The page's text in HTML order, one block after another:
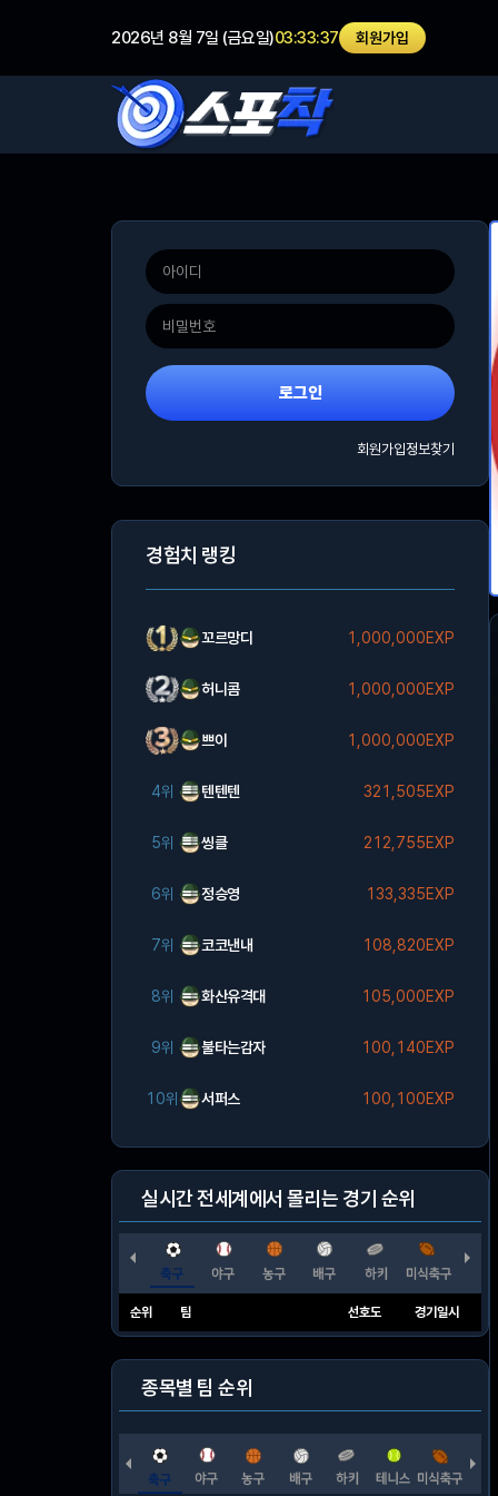
2026년 8월 7일 (금요일)03:33:37 회원가입
로그인
회원가입정보찾기
경험치 랭킹
꼬르망디 1,000,000EXP
허니콤 1,000,000EXP
쁘이 1,000,000EXP
4위 텐텐텐 321,505EXP
5위 씽클 212,755EXP
6위 정승영 133,335EXP
7위 코코낸내 108,820EXP
8위 화산유격대 105,000EXP
9위 불타는감자 100,140EXP
10위 서퍼스 100,100EXP
실시간 전세계에서 몰리는 경기 순위
순위 팀 선호도 경기일시
종목별 팀 순위